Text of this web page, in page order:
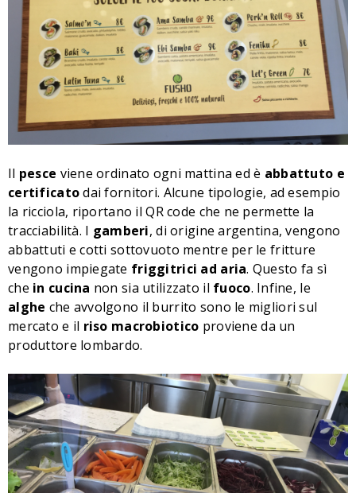
Il pesce viene ordinato ogni mattina ed è abbattuto e
certificatodai fornitori. Alcune tipologie, ad esempio
la ricciola, riportano il QR code che ne permette la
tracciabilità. I gamberi, di origine argentina, vengono
abbattuti e cotti sottovuoto mentre per le fritture
vengono impiegate friggitrici ad aria. Questo fa sì
che in cucina non sia utilizzato il fuoco. Infine, le
alghe che avvolgono il burrito sono le migliori sul
mercato e il riso macrobiotico proviene da un
produttore lombardo.